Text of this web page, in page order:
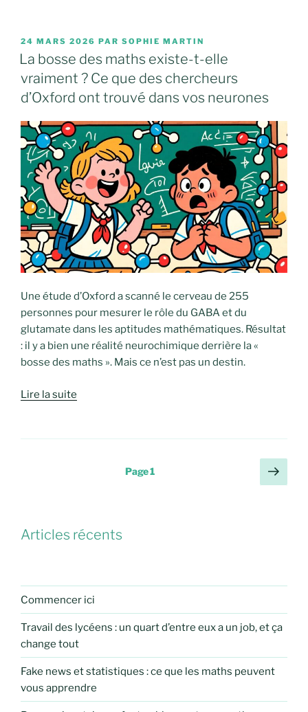
PUBLIÉ
LE
24 MARS 2026 PAR SOPHIE MARTIN
La bosse des maths existe-t-elle
vraiment ? Ce que des chercheurs
d’Oxford ont trouvé dans vos neurones
Une étude d’Oxford a scanné le cerveau de 255
personnes pour mesurer le rôle du GABA et du
glutamate dans les aptitudes mathématiques. Résultat
: il y a bien une réalité neurochimique derrière la «
bosse des maths ». Mais ce n’est pas un destin.
Lire la suite
Page1
Page
Articles récents
Commencer ici
Travail des lycéens : un quart d’entre eux a un job, et ça
change tout
Fake news et statistiques : ce que les maths peuvent
vous apprendre